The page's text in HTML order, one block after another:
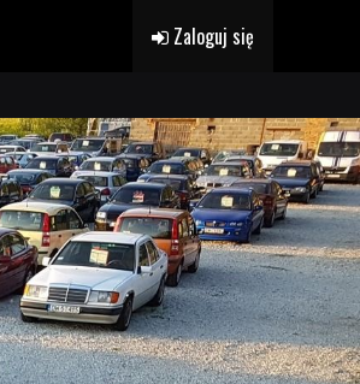
Zaloguj się